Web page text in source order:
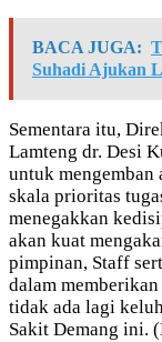
BACA JUGA:
Suhadi Ajukan
Sementara itu,
Lamteng dr. Desi
untuk mengemban
skala prioritas
menegakkan
akan kuat
pimpinan, Staff
dalam
tidak ada lagi
Sakit Demang ini.